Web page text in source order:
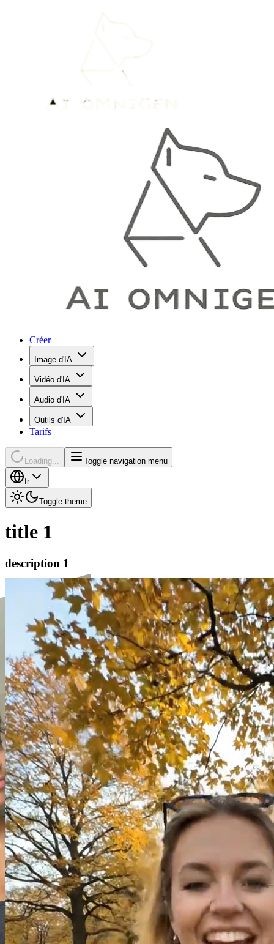
Créer
Image d'IA
Vidéo d'IA
Audio d'IA
Outils d'IA
Tarifs
Loading... Toggle navigation menu
fr
Toggle theme
title 1
description 1
description2.
Image Video Audio
Modèle